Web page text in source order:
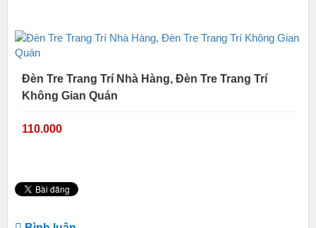
Đèn Tre Trang Trí Nhà Hàng, Đèn Tre Trang Trí
Không Gian Quán
110.000